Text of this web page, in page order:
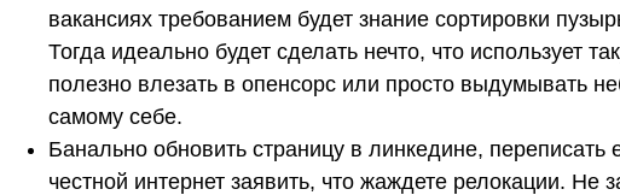
вакансиях требованием будет знание сортировки
Тогда идеально будет сделать нечто, что использует
полезно влезать в опенсорс или просто выдумывать
самому себе.
Банально обновить страницу в линкедине,
честной интернет заявить, что жаждете релокации. Не